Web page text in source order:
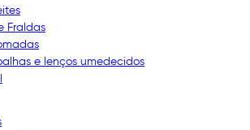
Fraldas
e lenços umedecidos